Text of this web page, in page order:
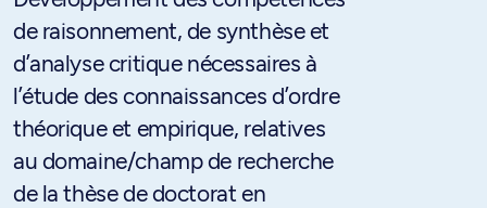
de raisonnement, de synthèse et
d’analyse critique nécessaires à
l’étude des connaissances d’ordre
théorique et empirique, relatives
au domaine/champ de recherche
de la thèse de doctorat en